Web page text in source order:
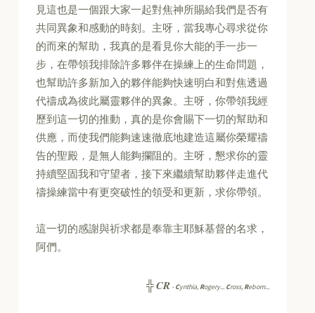
見這也是一個跟大家一起對焦神所賜給我們是否有
共同異象和感動的時刻。主呀，當我專心尋求從你
的而來的幫助，我真的是看見你大能的手一步一
步，在帶領我排除許多夥伴在操練上的生命問題，
也幫助許多新加入的夥伴能夠快速明白和對焦透過
代禱成為彼此屬靈夥伴的異象。主呀，你帶領我經
歷到這一切的推動，真的是你會賜下一切的幫助和
供應，而使我們能夠速速徹底地建造這屬你榮耀禱
告的聖殿，是無人能夠攔阻的。主呀，懇求你的靈
持續堅固我和守望者，接下來繼續幫助夥伴走進代
禱操練當中有更突破性的領受和更新，求你帶領。
這一切的感謝與祈求都是奉靠主耶穌基督的名求，
阿們。
╬CR -Cynthia, Rogery... Cross, Reborn...